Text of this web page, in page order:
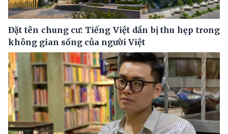
Đặt tên chung cư: Tiếng Việt dần bị thu hẹp trong
không gian sống của người Việt